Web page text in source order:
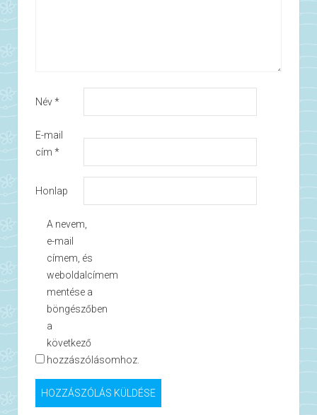
Név*
E-mail
cím *
Honlap
A nevem,
e-mail
címem, és
weboldalcímem
mentése a
böngészőben
a
következő
hozzászólásomhoz.